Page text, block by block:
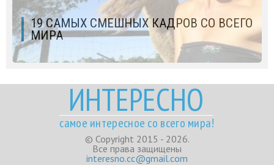
19 САМЫХ СМЕШНЫХ КАДРОВ СО ВСЕГО
МИРА
ИНТЕРЕСНО
самое интересное со всего мира!
© Copyright 2015 - 2026.
Все права защищены
interesno.cc@gmail.com